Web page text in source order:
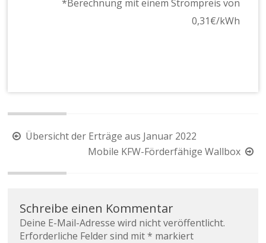
*Berechnung mit einem Strompreis von
0,31€/kWh
Übersicht der Erträge aus Januar 2022
Mobile KFW-Förderfähige Wallbox
Schreibe einen Kommentar
Deine E-Mail-Adresse wird nicht veröffentlicht.
Erforderliche Felder sind mit* markiert